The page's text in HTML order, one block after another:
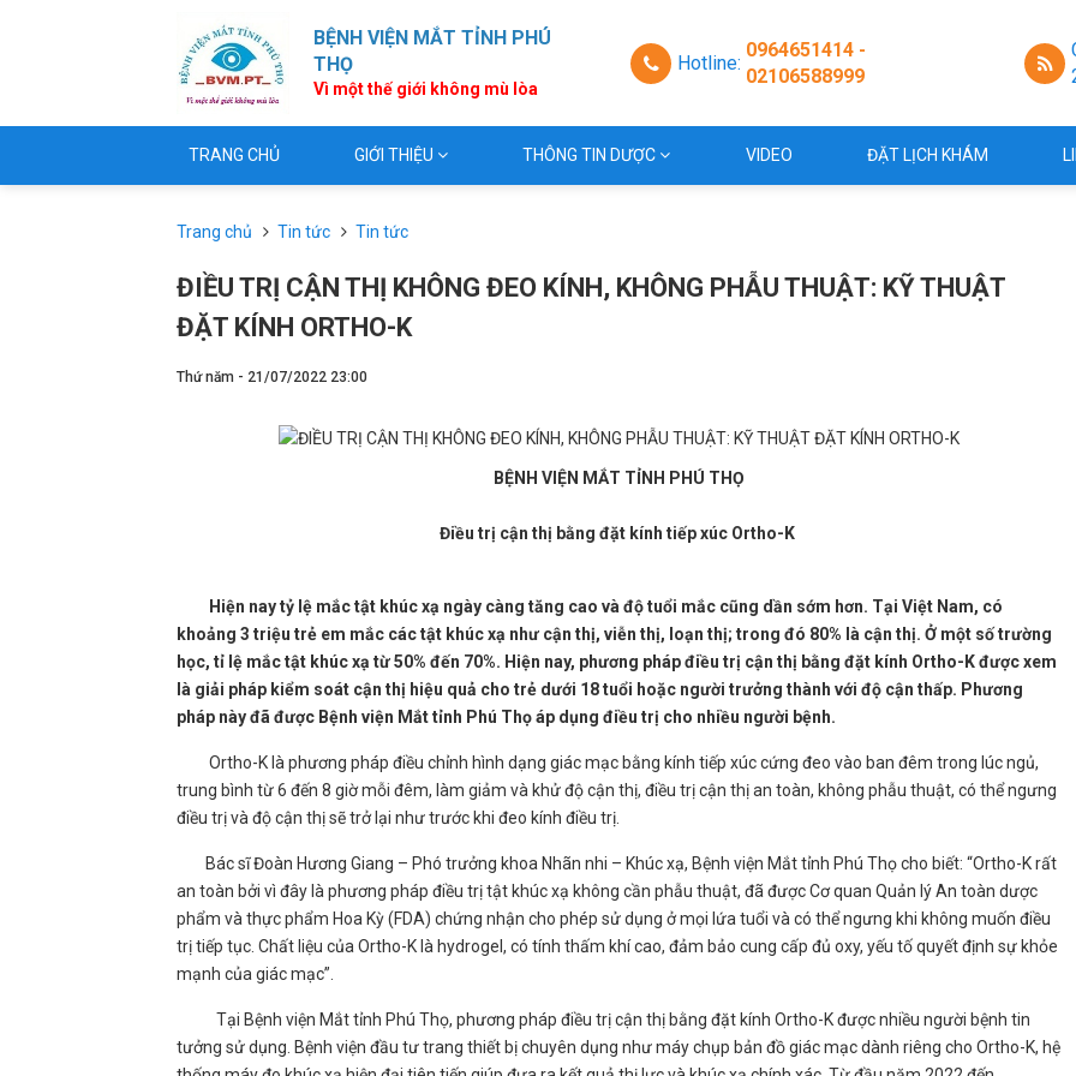
BỆNH VIỆN MẮT TỈNH PHÚ
THỌ
Vì một thế giới không mù lòa
Hotline:
0964651414 -
02106588999
TRANG CHỦ GIỚI THIỆU THÔNG TIN DƯỢC VIDEO ĐẶT LỊCH KHÁM
Trang chủ Tin tức Tin tức
ĐIỀU TRỊ CẬN THỊ KHÔNG ĐEO KÍNH, KHÔNG PHẪU THUẬT: KỸ THUẬT
ĐẶT KÍNH ORTHO-K
Thứ năm - 21/07/2022 23:00
BỆNH VIỆN MẮT TỈNH PHÚ THỌ
Điều trị cận thị bằng đặt kính tiếp xúc Ortho-K
Hiện nay tỷ lệ mắc tật khúc xạ ngày càng tăng cao và độ tuổi mắc cũng dần sớm hơn. Tại Việt Nam, có
khoảng 3 triệu trẻ em mắc các tật khúc xạ như cận thị, viễn thị, loạn thị; trong đó 80% là cận thị. Ở một số trường
học, tỉ lệ mắc tật khúc xạ từ 50% đến 70%. Hiện nay, phương pháp điều trị cận thị bằng đặt kính Ortho-K được xem
là giải pháp kiểm soát cận thị hiệu quả cho trẻ dưới 18 tuổi hoặc người trưởng thành với độ cận thấp. Phương
pháp này đã được Bệnh viện Mắt tỉnh Phú Thọ áp dụng điều trị cho nhiều người bệnh.
Ortho-K là phương pháp điều chỉnh hình dạng giác mạc bằng kính tiếp xúc cứng đeo vào ban đêm trong lúc ngủ,
trung bình từ 6 đến 8 giờ mỗi đêm, làm giảm và khử độ cận thị, điều trị cận thị an toàn, không phẫu thuật, có thể ngưng
điều trị và độ cận thị sẽ trở lại như trước khi đeo kính điều trị.
Bác sĩ Đoàn Hương Giang – Phó trưởng khoa Nhãn nhi – Khúc xạ, Bệnh viện Mắt tỉnh Phú Thọ cho biết: “Ortho-K rất
an toàn bởi vì đây là phương pháp điều trị tật khúc xạ không cần phẫu thuật, đã được Cơ quan Quản lý An toàn dược
phẩm và thực phẩm Hoa Kỳ (FDA) chứng nhận cho phép sử dụng ở mọi lứa tuổi và có thể ngưng khi không muốn điều
trị tiếp tục. Chất liệu của Ortho-K là hydrogel, có tính thấm khí cao, đảm bảo cung cấp đủ oxy, yếu tố quyết định sự khỏe
mạnh của giác mạc”.
Tại Bệnh viện Mắt tỉnh Phú Thọ, phương pháp điều trị cận thị bằng đặt kính Ortho-K được nhiều người bệnh tin
tưởng sử dụng. Bệnh viện đầu tư trang thiết bị chuyên dụng như máy chụp bản đồ giác mạc dành riêng cho Ortho-K, hệ